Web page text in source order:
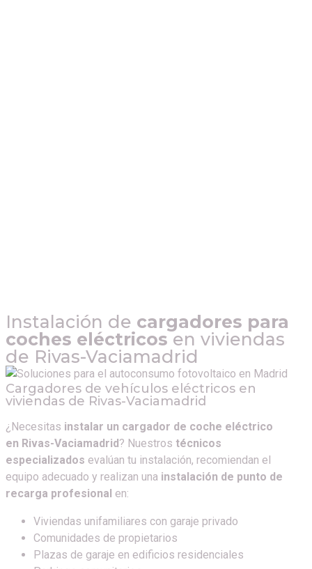
Instalación de cargadores para
coches eléctricos en viviendas
de Rivas-Vaciamadrid
Cargadores de vehículos eléctricos en
viviendas de Rivas-Vaciamadrid
¿Necesitas instalar un cargador de coche eléctrico
en Rivas-Vaciamadrid? Nuestros técnicos
especializados evalúan tu instalación, recomiendan el
equipo adecuado y realizan una instalación de punto de
recarga profesional en:
Viviendas unifamiliares con garaje privado
Comunidades de propietarios
Plazas de garaje en edificios residenciales